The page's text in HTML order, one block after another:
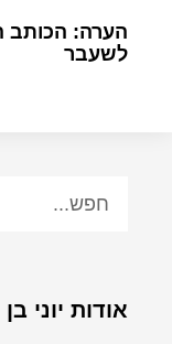
הערה: הכותב
לשעבר
אודות יוני